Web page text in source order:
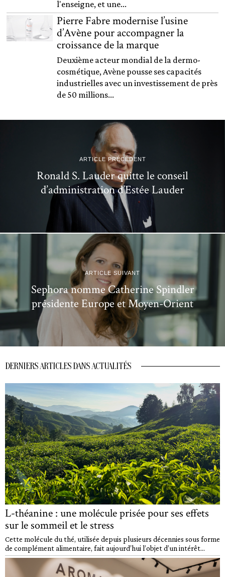
l'enseigne, et une...
Pierre Fabre modernise l’usine
d’Avène pour accompagner la
croissance de la marque
Deuxième acteur mondial de la dermo-
cosmétique, Avène pousse ses capacités
industrielles avec un investissement de près
de 50 millions...
ARTICLE PRÉCÉDENT
Ronald S. Lauder quitte le conseil
d’administration d’Estée Lauder
ARTICLE SUIVANT
Sephora nomme Catherine Spindler
présidente Europe et Moyen-Orient
DERNIERS ARTICLES DANS ACTUALITÉS
L-théanine : une molécule prisée pour ses effets
sur le sommeil et le stress
Cette molécule du thé, utilisée depuis plusieurs décennies sous forme
de complément alimentaire, fait aujourd’hui l’objet d’un intérêt...